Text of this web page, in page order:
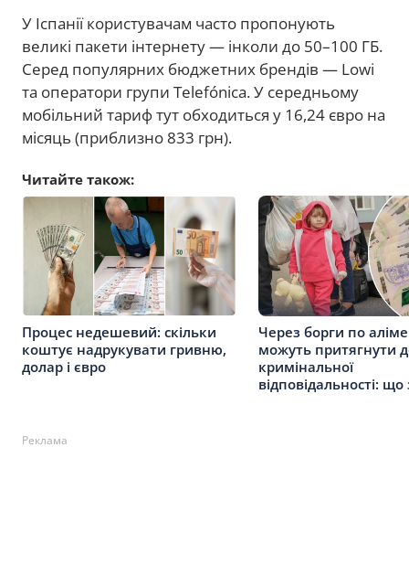
У Іспанії користувачам часто пропонують
великі пакети інтернету — інколи до 50–100 ГБ.
Серед популярних бюджетних брендів — Lowi
та оператори групи Telefónica. У середньому
мобільний тариф тут обходиться у 16,24 євро на
місяць (приблизно 833 грн).
Читайте також:
Процес недешевий: скільки
коштує надрукувати гривню,
долар і євро
Через борги по
можуть притягнути
кримінальної
відповідальності:
Реклама